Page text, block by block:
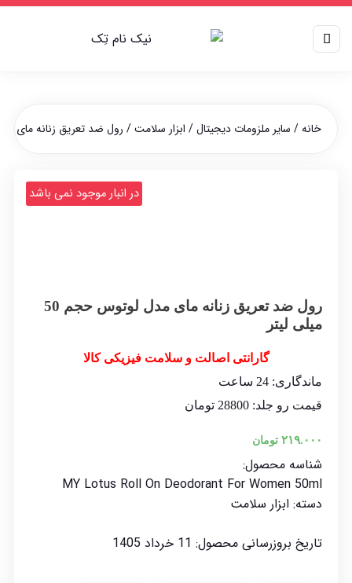
خانه/ سایر ملزومات دیجیتال/ ابزار سلامت/ رول ضد تعریق زنانه مای مدل
رول ضد تعریق زنانه مای مدل لوتوس حجم 50
میلی لیتر
گارانتی اصالت و سلامت فیزیکی کالا
ماندگاری: 24 ساعت
قیمت رو جلد: 28800 تومان
۲۱۹.۰۰۰ تومان
در انبار موجود نمی باشد
شناسه محصول:
MY Lotus Roll On Deodorant For Women 50ml
دسته: ابزار سلامت
تاریخ بروزرسانی محصول: 11 خرداد 1405